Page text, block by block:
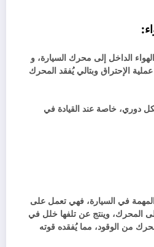
الداخل إلى محرك السيارة، و
الإحتراق وبتالي يُفقد المحرك
دوري، خاصة عند القيادة في
في السيارة، فهي تعمل على
المحرك، وينتج عن تلفها خلل في
من الوقود، مما يُفقده قوته